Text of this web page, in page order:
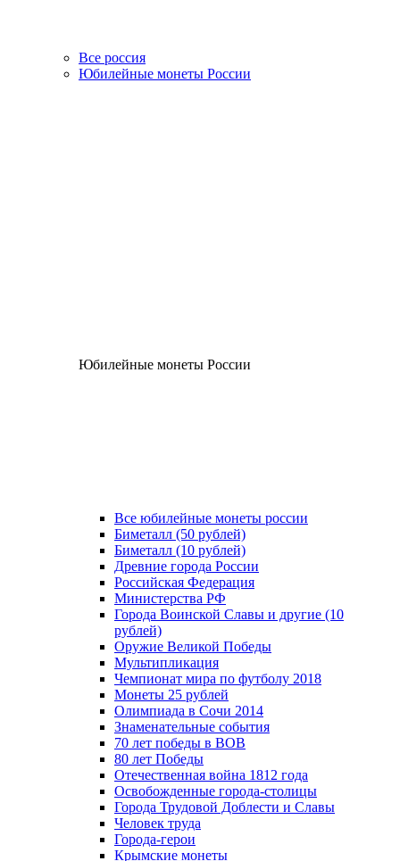
Все россия
Юбилейные монеты России
Юбилейные монеты России
Все юбилейные монеты россии
Биметалл (50 рублей)
Биметалл (10 рублей)
Древние города России
Российская Федерация
Министерства РФ
Города Воинской Славы и другие (10
рублей)
Оружие Великой Победы
Мультипликация
Чемпионат мира по футболу 2018
Монеты 25 рублей
Олимпиада в Сочи 2014
Знаменательные события
70 лет победы в ВОВ
80 лет Победы
Отечественная война 1812 года
Освобожденные города-столицы
Города Трудовой Доблести и Славы
Человек труда
Города-герои
Крымские монеты